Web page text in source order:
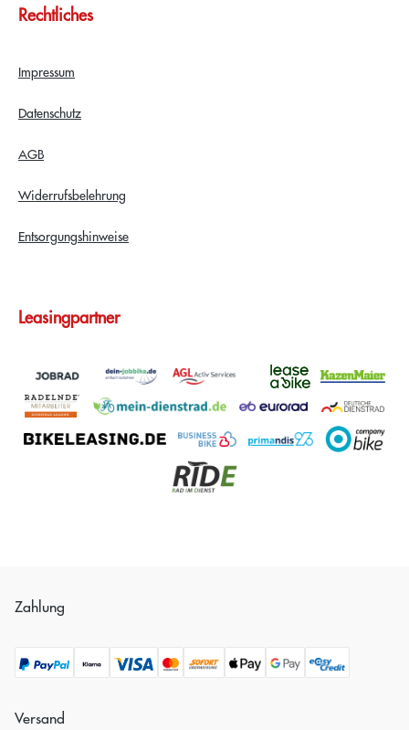
Rechtliches
Impressum
Datenschutz
AGB
Widerrufsbelehrung
Entsorgungshinweise
Leasingpartner
Zahlung
Versand